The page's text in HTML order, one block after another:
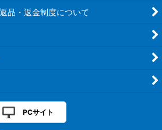
品・返金制度について
PCサイト